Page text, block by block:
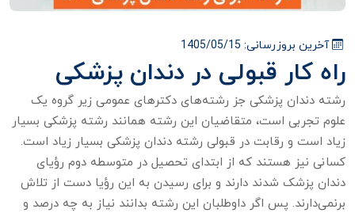
آخرین بروزرسانی: 1405/05/15
راه کار قبولی در دندان پزشکی
رشته دندان پزشکی جز رشته‌های دکترهای عمومی زیر گروه یک
علوم تجربی است، متقاضیان این رشته همانند رشته پزشکی بسیار
زیاد است و رقابت در قبولی رشته دندان پزشکی بسیار زیاد است.
کسانی نیز هستند که از ابتدای تحصیل در متوسطه دوم رؤیای
دندان پزشک شدند دارند و برای رسیدن به این رؤیا دست از تلاش
برنمی‌دارند. پس اگر داوطلبان این رشته بدانند نیاز به چه درصد و